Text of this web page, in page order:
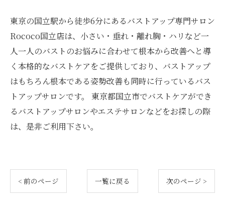
東京の国立駅から徒歩6分にあるバストアップ専門サロン
Rococo国立店は、小さい・垂れ・離れ胸・ハリなど一
人一人のバストのお悩みに合わせて根本から改善へと導
く本格的なバストケアをご提供しており、バストアップ
はもちろん根本である姿勢改善も同時に行っているバス
トアップサロンです。 東京都国立市でバストケアができ
るバストアップサロンやエステサロンなどをお探しの際
は、是非ご利用下さい。
< 前のページ 一覧に戻る 次のページ >